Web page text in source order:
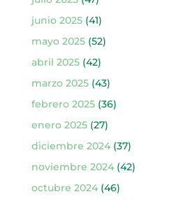
junio 2025(41)
mayo 2025(52)
abril 2025(42)
marzo 2025(43)
febrero 2025(36)
enero 2025(27)
diciembre 2024(37)
noviembre 2024(42)
octubre 2024(46)